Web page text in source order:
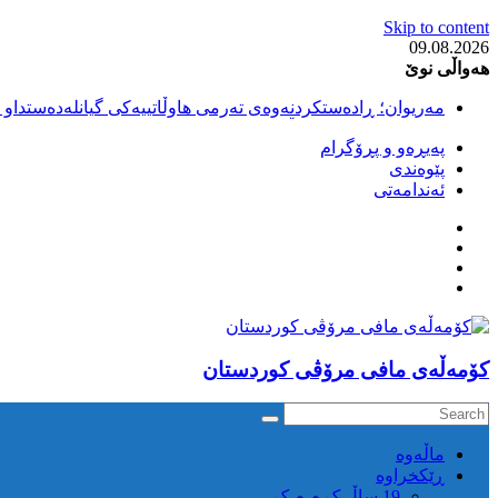
Skip to content
09.08.2026
هەواڵی نوێ
مەریوان؛ ڕادەستکردنەوەی تەرمی هاوڵاتییەکی
سەقز؛ دەسبەسەری دوو گەنج لەلایەن هێزە ئەمنییەکانی
کوژرانی هاوڵاتییەکی خەڵکی سەردەشت لە کاتی کۆڵبەری لە
مەریوان و ڕوانسەر؛ کوژرانی دوو هاوڵاتی لە کاتی
پەیڕەو و پڕۆگرام
پێوەندی
ئەندامەتی
كۆمه‌ڵه‌ی مافی مرۆڤی کوردستان
ماڵه‌وه‌
ڕێکخراوە